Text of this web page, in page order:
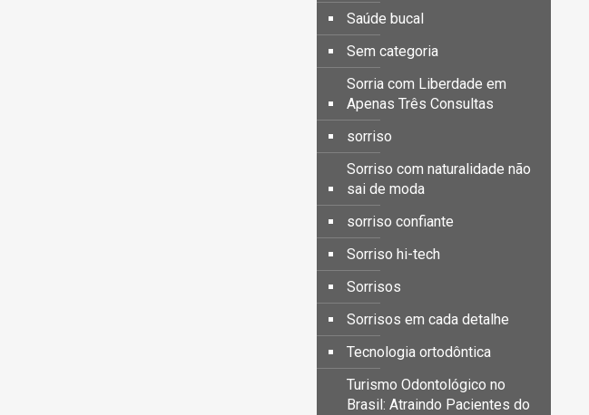
Saúde bucal
Sem categoria
Sorria com Liberdade em
Apenas Três Consultas
sorriso
Sorriso com naturalidade não
sai de moda
sorriso confiante
Sorriso hi-tech
Sorrisos
Sorrisos em cada detalhe
Tecnologia ortodôntica
Turismo Odontológico no
Brasil: Atraindo Pacientes do